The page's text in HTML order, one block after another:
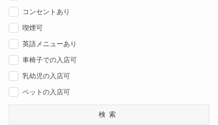
コンセントあり
喫煙可
英語メニューあり
車椅子での入店可
乳幼児の入店可
ペットの入店可
検索